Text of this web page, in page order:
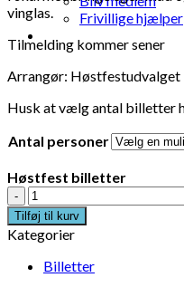
Frivillige hjælper
vinglas.
Tilmelding kommer sener
Arrangør: Høstfestudvalget
Husk at vælg antal billetter
Antal personer
Høstfest billetter
Høstfest
billetter
antal
Tilføj til kurv
Kategorier
Billetter